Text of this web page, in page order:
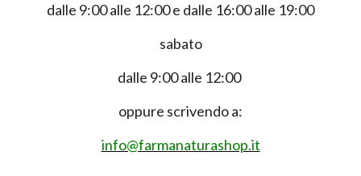
dalle 9:00 alle 12:00 e dalle 16:00 alle 19:00
sabato
dalle 9:00 alle 12:00
oppure scrivendo a:
info@farmanaturashop.it